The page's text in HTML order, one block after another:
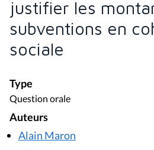
justifier les
subventions en
sociale
Type
Question orale
Auteurs
Alain Maron